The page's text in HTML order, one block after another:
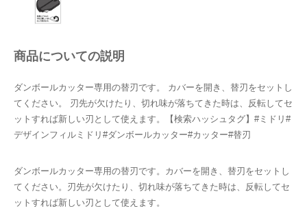
商品についての説明
ダンボールカッター専用の替刃です。 カバーを開き、替刃をセットし
てください。 刃先が欠けたり、切れ味が落ちてきた時は、反転してセ
ットすれば新しい刃として使えます。【検索ハッシュタグ】#ミドリ#
デザインフィルミドリ#ダンボールカッター#カッター#替刃
ダンボールカッター専用の替刃です。カバーを開き、替刃をセットし
てください。刃先が欠けたり、切れ味が落ちてきた時は、反転してセ
ットすれば新しい刃として使えます。